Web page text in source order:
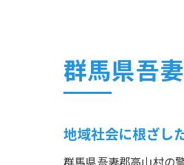
群馬県吾
地域社会に根ざし
群馬県吾妻郡高山村の